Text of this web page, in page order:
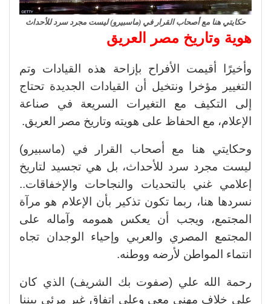
حكايتي هنا مع أصحاب القرار في (ماسبيرو) ليست مجرد سرد للأحداث
هوية وتاريخ مصر العريق
وأخيرًا أقيمت الأفراح بإزاحة هذه القيادات وتم
التغيير مؤخرا ونتخيل أن القيادات الجديدة تحتاج
إلى التكيف مع التغيرات السريعة في صناعة
الإعلام، مع الحفاظ على هويته وتاريخ مصر العريق.
وحكايتي هنا مع أصحاب القرار في (ماسبيرو)
ليست مجرد سرد للأحداث، بل هي تجسيد لتاريخ
إعلامي غني بالتحديات والنجاحات والإخفاقات..
نسردها هنا، ربما تكون تذكير بأن الإعلام هو مرآة
المجتمع، ويجب أن يعكس همومه وآماله على
المجتمع المصري والعربي وإحياء الوجدان تجاه
انتماء المواطن لأرضه ووطنه.
رحمة الله علي (صفوت بك الشريف) الذي كان
على خلاف مهني معي وعلى اتفاق غير مرئي بيننا